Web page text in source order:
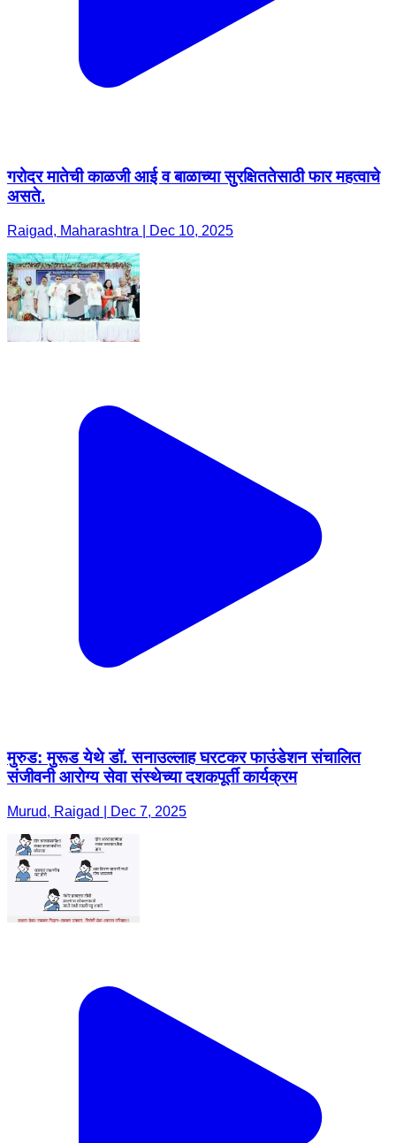
गरोदर मातेची काळजी आई व बाळाच्या सुरक्षिततेसाठी फार महत्वाचे
असते.
Raigad, Maharashtra | Dec 10, 2025
मुरुड: मुरूड येथे डॉ. सनाउल्लाह घरटकर फाउंडेशन संचालित
संजीवनी आरोग्य सेवा संस्थेच्या दशकपूर्ती कार्यक्रम
Murud, Raigad | Dec 7, 2025